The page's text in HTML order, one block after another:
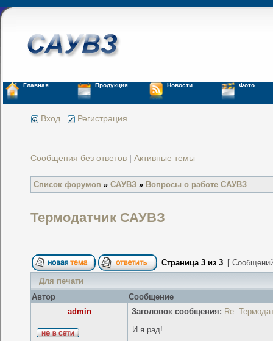
Главная Продукция Новости Фото
Вход Регистрация
Сообщения без ответов |Активные темы
Список форумов »САУВЗ » Вопросы о работе САУВЗ
Термодатчик САУВЗ
Страница3 из3 [
Для печати
Автор
Сообщение
admin
Заголовок сообщения: Re:
И я рад!